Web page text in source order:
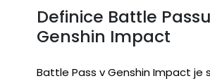
Definice Battle
Genshin Impact
Battle Pass v Genshin Impact je